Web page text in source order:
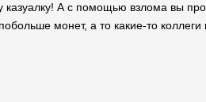
казуалку! А с помощью взлома вы
монет, а то какие-то коллеги